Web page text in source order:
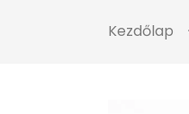
Kezdőlap